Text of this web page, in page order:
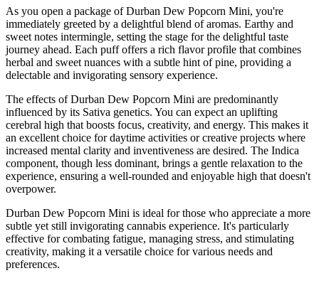
As you open a package of Durban Dew Popcorn Mini, you're
immediately greeted by a delightful blend of aromas. Earthy and
sweet notes intermingle, setting the stage for the delightful taste
journey ahead. Each puff offers a rich flavor profile that combines
herbal and sweet nuances with a subtle hint of pine, providing a
delectable and invigorating sensory experience.
The effects of Durban Dew Popcorn Mini are predominantly
influenced by its Sativa genetics. You can expect an uplifting
cerebral high that boosts focus, creativity, and energy. This makes it
an excellent choice for daytime activities or creative projects where
increased mental clarity and inventiveness are desired. The Indica
component, though less dominant, brings a gentle relaxation to the
experience, ensuring a well-rounded and enjoyable high that doesn't
overpower.
Durban Dew Popcorn Mini is ideal for those who appreciate a more
subtle yet still invigorating cannabis experience. It's particularly
effective for combating fatigue, managing stress, and stimulating
creativity, making it a versatile choice for various needs and
preferences.